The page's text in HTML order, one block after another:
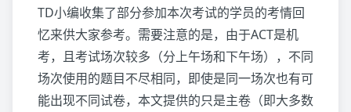
TD小编收集了部分参加本次考试的学员的考情回
忆来供大家参考。需要注意的是，由于ACT是机
考，且考试场次较多（分上午场和下午场），不同
场次使用的题目不尽相同，即使是同一场次也有可
能出现不同试卷，本文提供的只是主卷（即大多数